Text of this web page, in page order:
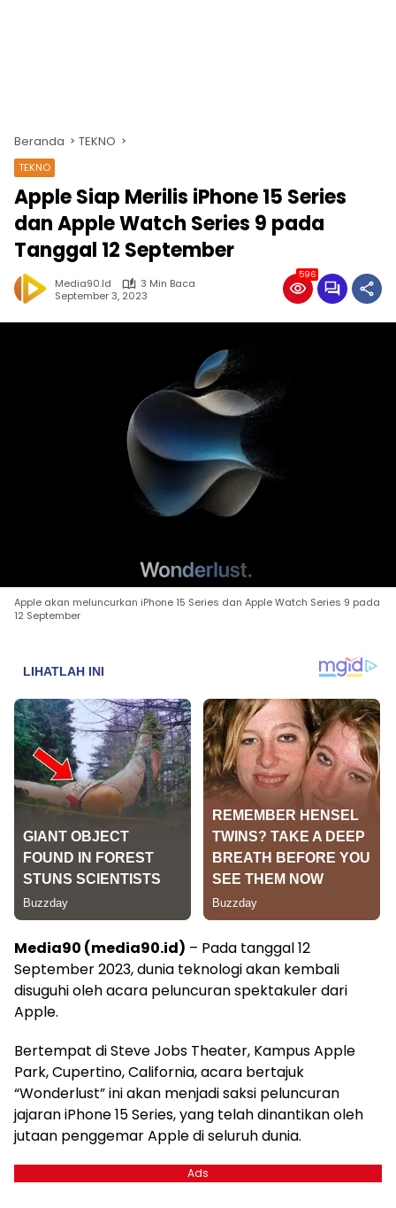
Beranda TEKNO
TEKNO
Apple Siap Merilis iPhone 15 Series
dan Apple Watch Series 9 pada
Tanggal 12 September
Media90.id
3 Min Baca
September 3, 2023
596
Apple akan meluncurkan iPhone 15 Series dan Apple Watch Series 9 pada
12 September
Media90 (media90.id) – Pada tanggal 12
September 2023, dunia teknologi akan kembali
disuguhi oleh acara peluncuran spektakuler dari
Apple.
Bertempat di Steve Jobs Theater, Kampus Apple
Park, Cupertino, California, acara bertajuk
“Wonderlust” ini akan menjadi saksi peluncuran
jajaran iPhone 15 Series, yang telah dinantikan oleh
jutaan penggemar Apple di seluruh dunia.
Ads